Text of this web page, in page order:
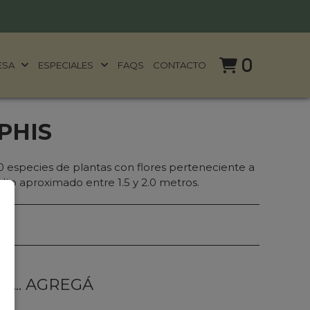
ESPECIALES FAQS CONTACTO 0
especies de plantas con flores perteneciente a
aproximado entre 1.5 y 2.0 metros.
AGREGÁ